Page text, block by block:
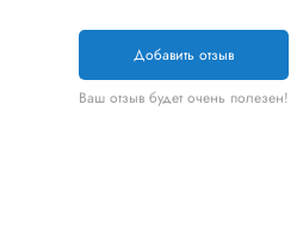
Добавить отзыв
Ваш отзыв будет очень полезен!